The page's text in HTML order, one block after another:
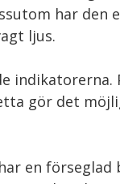
har den
ljus.
gör det
en